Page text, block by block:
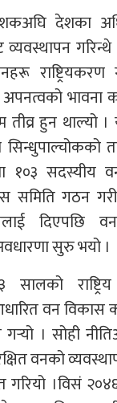
देशका
व्यवस्थापन
राष्ट्रियकरण
भावना
तीव्र हुन थाल्यो
१०३ सदस्यीय
समिति गठन
दिएपछि
सुरु भयो ।
वन विकास
। सोही
वनको
गरियो ।विसं